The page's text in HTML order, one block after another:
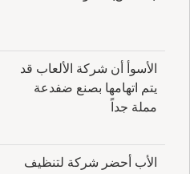
الأسوأ أن شركة الألعاب قد
يتم اتهامها بصنع ضفدعة
مملة جداً
الأب أحضر شركة لتنظيف